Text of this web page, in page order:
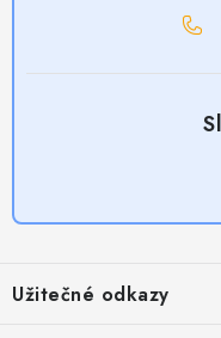
pUžitečné odkazy